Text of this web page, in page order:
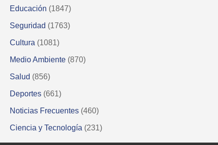
Educación (1847)
Seguridad (1763)
Cultura (1081)
Medio Ambiente (870)
Salud (856)
Deportes (661)
Noticias Frecuentes (460)
Ciencia y Tecnología (231)